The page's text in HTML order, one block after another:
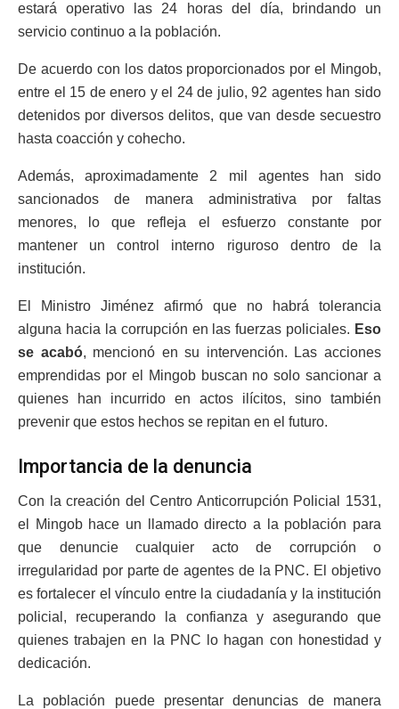
estará operativo las 24 horas del día, brindando un
servicio continuo a la población.
De acuerdo con los datos proporcionados por el Mingob,
entre el 15 de enero y el 24 de julio, 92 agentes han sido
detenidos por diversos delitos, que van desde secuestro
hasta coacción y cohecho.
Además, aproximadamente 2 mil agentes han sido
sancionados de manera administrativa por faltas
menores, lo que refleja el esfuerzo constante por
mantener un control interno riguroso dentro de la
institución.
El Ministro Jiménez afirmó que no habrá tolerancia
alguna hacia la corrupción en las fuerzas policiales. Eso
se acabó, mencionó en su intervención. Las acciones
emprendidas por el Mingob buscan no solo sancionar a
quienes han incurrido en actos ilícitos, sino también
prevenir que estos hechos se repitan en el futuro.
Importancia de la denuncia
Con la creación del Centro Anticorrupción Policial 1531,
el Mingob hace un llamado directo a la población para
que denuncie cualquier acto de corrupción o
irregularidad por parte de agentes de la PNC. El objetivo
es fortalecer el vínculo entre la ciudadanía y la institución
policial, recuperando la confianza y asegurando que
quienes trabajen en la PNC lo hagan con honestidad y
dedicación.
La población puede presentar denuncias de manera